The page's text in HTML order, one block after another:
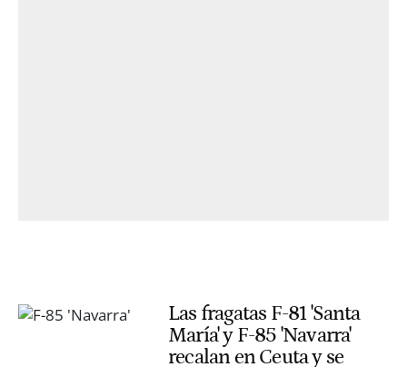
Las fragatas F-81 'Santa
María' y F-85 'Navarra'
recalan en Ceuta y se